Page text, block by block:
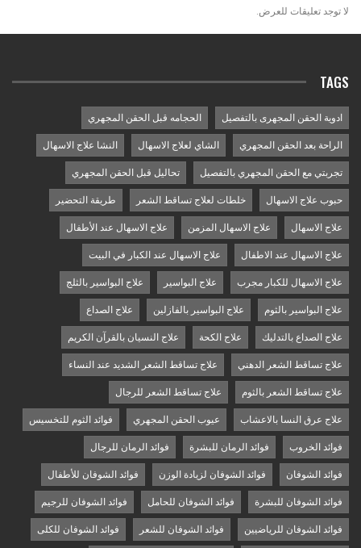
لا توجد تعليقات للعرض.
TAGS
ادوية الحقن المجهرى بالتفصيل الحجامه قبل الحقن المجهري
الراحة بعد الحقن المجهري الشاي لعلاج الاسهال النشا علاج الاسهال
تجربتي مع الحقن المجهري بالتفصيل تحاليل قبل الحقن المجهري
حبوب علاج الاسهال خلطات لعلاج تساقط الشعر طريقة التحضير
علاج الاسهال علاج الاسهال المزمن علاج الاسهال عند الأطفال
علاج الاسهال عند الاطفال علاج الاسهال عند الكبار في البيت
علاج الاسهال للكبار مجرب علاج البواسير علاج البواسير بالثلج
علاج البواسير بالثوم علاج البواسير بالفازلين علاج الصداع
علاج الصداع بالتدليك علاج الكحة علاج النسيان بالقرآن الكريم
علاج تساقط الشعر الدهني علاج تساقط الشعر الشديد عند النساء
علاج تساقط الشعر بالثوم علاج تساقط الشعر للرجال
علاج عرق النسا بالاعشاب عيوب الحقن المجهري فوائد الثوم للتخسيس
فوائد الخروب فوائد الرمان للبشرة فوائد الرمان للرجال
فوائد الشوفان فوائد الشوفان لزيادة الوزن فوائد الشوفان للأطفال
فوائد الشوفان للبشرة فوائد الشوفان للحامل فوائد الشوفان للرجيم
فوائد الشوفان للرياضيين فوائد الشوفان للشعر فوائد الشوفان للكلى